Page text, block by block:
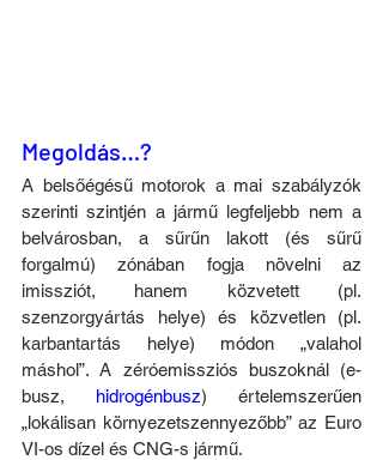
Megoldás…?
A belsőégésű motorok a mai szabályzók
szerinti szintjén a jármű legfeljebb nem a
belvárosban, a sűrűn lakott (és sűrű
forgalmú) zónában fogja növelni az
imissziót, hanem közvetett (pl.
szenzorgyártás helye) és közvetlen (pl.
karbantartás helye) módon „valahol
máshol”. A zéróemissziós buszoknál (e-
busz, hidrogénbusz) értelemszerűen
„lokálisan környezetszennyezőbb” az Euro
VI-os dízel és CNG-s jármű.